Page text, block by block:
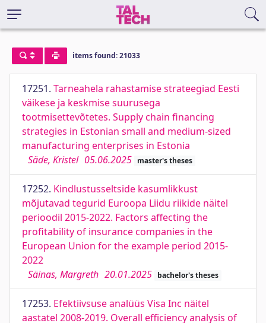
items found: 21033
17251. Tarneahela rahastamise strateegiad Eesti
väikese ja keskmise suurusega
tootmisettevõtetes. Supply chain financing
strategies in Estonian small and medium-sized
manufacturing enterprises in Estonia
Säde, Kristel 05.06.2025 master's theses
17252. Kindlustusseltside kasumlikkust
mõjutavad tegurid Euroopa Liidu riikide näitel
perioodil 2015-2022. Factors affecting the
profitability of insurance companies in the
European Union for the example period 2015-
2022
Säinas, Margreth 20.01.2025 bachelor's theses
17253. Efektiivsuse analüüs Visa Inc näitel
aastatel 2008-2019. Overall efficiency analysis of